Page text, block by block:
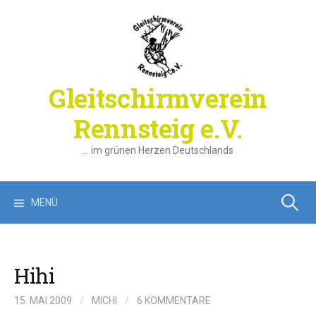
Gleitschirmverein
Rennsteig e.V.
… im grünen Herzen Deutschlands
MENÜ Suchen
Hihi
15. MAI 2009 / MICHI / 6 KOMMENTARE